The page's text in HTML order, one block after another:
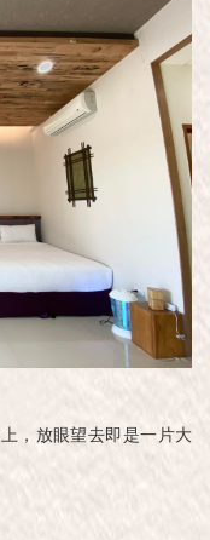
，放眼望去即是一片大